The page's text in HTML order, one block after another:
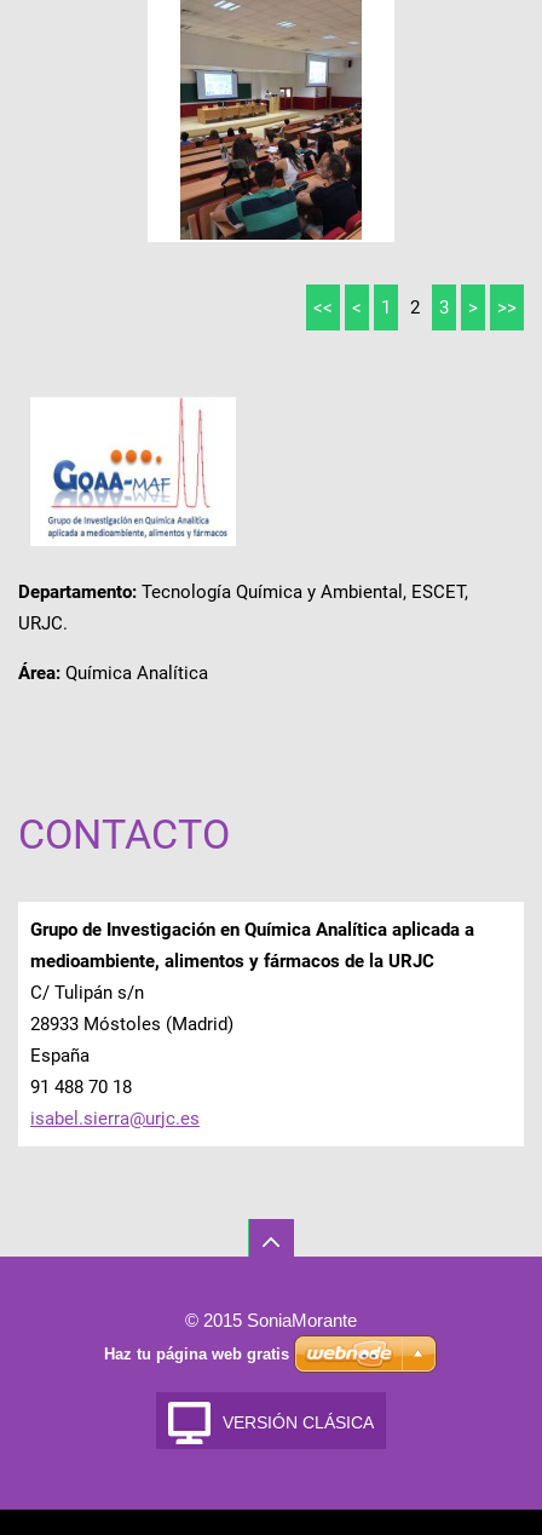
<< < 1 2 3 > >>
Departamento: Tecnología Química y Ambiental, ESCET,
URJC.
Área: Química Analítica
CONTACTO
Grupo de Investigación en Química Analítica aplicada a
medioambiente, alimentos y fármacos de la URJC
C/ Tulipán s/n
28933 Móstoles (Madrid)
España
91 488 70 18
isabel.sierra@urjc.es
© 2015 SoniaMorante
Haz tu página web gratis
VERSIÓN CLÁSICA